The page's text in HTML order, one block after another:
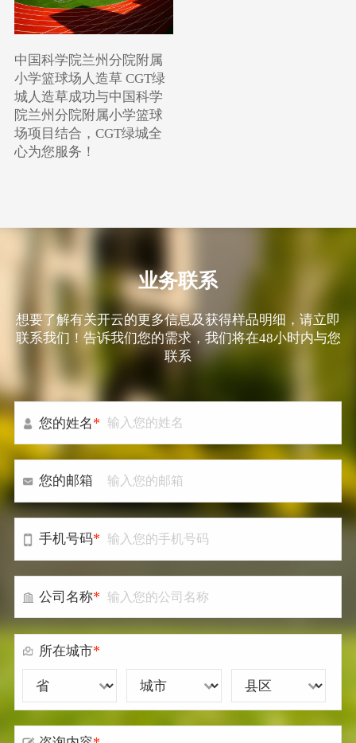
中国科学院兰州分院附属
小学篮球场人造草 CGT绿
城人造草成功与中国科学
院兰州分院附属小学篮球
场项目结合，CGT绿城全
心为您服务！
业务联系
想要了解有关开云的更多信息及获得样品明细，请立即
联系我们！告诉我们您的需求，我们将在48小时内与您
联系
您的姓名*
您的邮箱
手机号码*
公司名称*
所在城市*